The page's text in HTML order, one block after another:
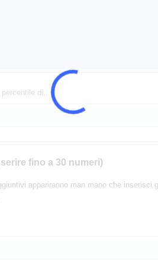
di...
fino a 30 numeri)
appariranno man mano che inserisci